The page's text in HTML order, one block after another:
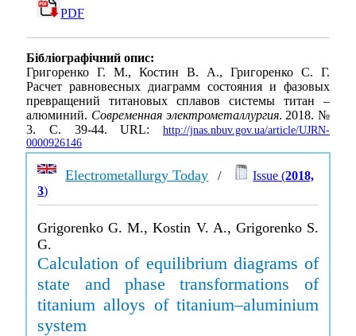
PDF
Бібліографічний опис:
Григоренко Г. М., Костин В. А., Григоренко С. Г.
Расчет равновесных диаграмм состояния и фазовых
превращений титановых сплавов системы титан –
алюминий. Современная электрометаллургия. 2018. №
3. С. 39-44. URL: http://jnas.nbuv.gov.ua/article/UJRN-
0000926146
Electrometallurgy Today / Issue (2018,
3)
Grigorenko G. M., Kostin V. A., Grigorenko S.
G.
Calculation of equilibrium diagrams of
state and phase transformations of
titanium alloys of titanium–aluminium
system